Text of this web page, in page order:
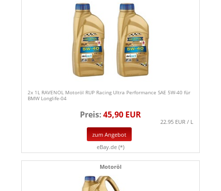
2x 1L RAVENOL Motoröl RUP Racing Ultra Performance SAE 5W-40 für
BMW Longlife-04
Preis:45,90 EUR
22.95 EUR / L
zum Angebot
eBay.de (*)
Motoröl